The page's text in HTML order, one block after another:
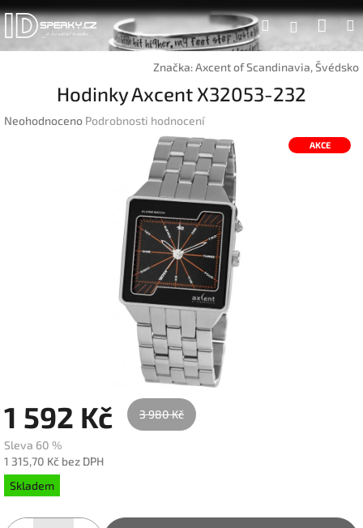
Přejít
na
obsah
Hledat
Značka:Axcent of Scandinavia, Švédsko
Hodinky Axcent X32053-232
Průměrné
Neohodnoceno Podrobnosti hodnocení
AKCE
1 592 Kč 3 980 Kč
Sleva 60 %
1 315,70 Kč bez DPH
Měrná
cena:
Skladem